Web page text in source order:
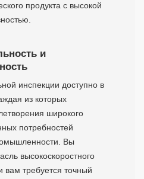
продукта с высокой
и
инспекции доступно в
из которых
широкого
потребностей
Вы
высокоскоростного
вам требуется точный